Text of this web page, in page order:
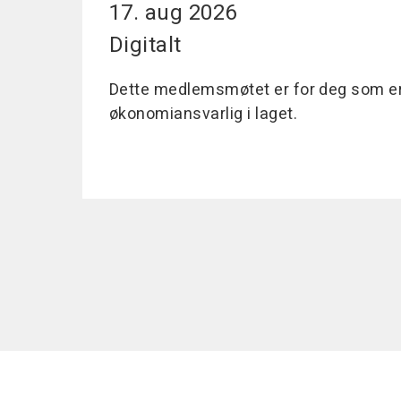
17. aug 2026
Digitalt
Dette medlemsmøtet er for deg som
økonomiansvarlig i laget.